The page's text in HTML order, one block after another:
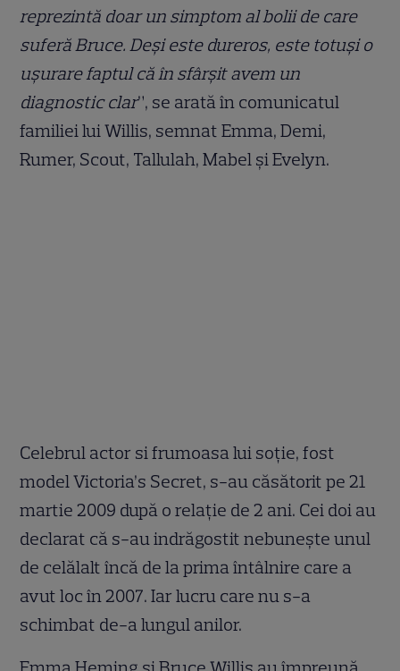
reprezintă doar un simptom al bolii de care
suferă Bruce. Deşi este dureros, este totuşi o
uşurare faptul că în sfârşit avem un
diagnostic clar”, se arată în comunicatul
familiei lui Willis, semnat Emma, Demi,
Rumer, Scout, Tallulah, Mabel şi Evelyn.
Celebrul actor si frumoasa lui soție, fost
model Victoria’s Secret, s-au căsătorit pe 21
martie 2009 după o relație de 2 ani. Cei doi au
declarat că s-au indrăgostit nebunește unul
de celălalt încă de la prima întâlnire care a
avut loc în 2007. Iar lucru care nu s-a
schimbat de-a lungul anilor.